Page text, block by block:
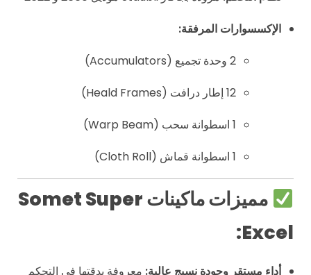
الإكسسوارات المرفقة:
2 وحدة تجميع (Accumulators)
12 إطار درافت (Heald Frames)
1 اسطوانة سحب (Warp Beam)
1 اسطوانة قماش (Cloth Roll)
مميزات ماكينات Somet Super
Excel:
أداء مستقر وجودة نسيج عالية: معروفة بدقتها في التحكم